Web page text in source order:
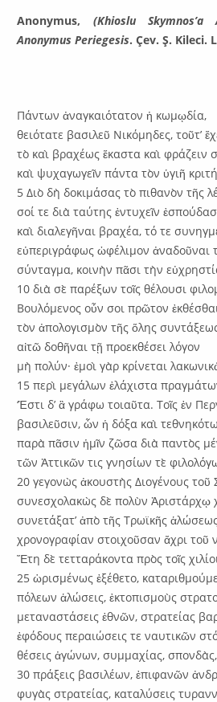
Anonymus, (Khioslu
Anonymus Periegesis. Çev. Ş. Kileci.
Πάντων ἀναγκαιότατον ἡ κωμῳδία,
θειότατε βασιλεῦ Νικόμηδες, τοῦτ’
τὸ καὶ βραχέως ἕκαστα καὶ φράζειν
καὶ ψυχαγωγεῖν πάντα τὸν ὑγιῆ
5 Διὸ δὴ δοκιμάσας τὸ πιθανὸν τῆς
σοί τε διὰ ταύτης ἐντυχεῖν
καὶ διαλεγῆναι βραχέα, τό τε
εὐπεριγράφως ὠφέλιμον ἀναδοῦναι
σύνταγμα, κοινὴν πᾶσι τὴν
10 διὰ σὲ παρέξων τοῖς θέλουσι
Βουλόμενος οὖν σοι πρῶτον
τὸν ἀπολογισμὸν τῆς ὅλης
αἰτῶ δοθῆναι τῇ προεκθέσει λόγον
μὴ πολύν· ἐμοὶ γὰρ κρίνεται
15 περὶ μεγάλων ἐλάχιστα
‘Ἐστι δ’ ἃ γράφω τοιαῦτα. Τοῖς ἐν
βασιλεῦσιν, ὧν ἡ δόξα καὶ
παρὰ πᾶσιν ἡμῖν ζῶσα διὰ παντὸς
τῶν Ἀττικῶν τις γνησίων τὲ
20 γεγονὼς ἀκουστὴς Διογένους τοῦ
συνεσχολακὼς δὲ πολὺν Ἀριστάρχῳ
συνετάξατ’ ἀπὸ τῆς Τρωϊκῆς
χρονογραφίαν στοιχοῦσαν ἄχρι τοῦ
Ἔτη δὲ τετταράκοντα πρὸς τοῖς
25 ὡρισμένως ἐξέθετο,
πόλεων ἁλώσεις, ἐκτοπισμοὺς
μεταναστάσεις ἐθνῶν, στρατείας
ἐφόδους περαιώσεις τε ναυτικῶν
θέσεις ἀγώνων, συμμαχίας,
30 πράξεις βασιλέων, ἐπιφανῶν
φυγὰς στρατείας, καταλύσεις